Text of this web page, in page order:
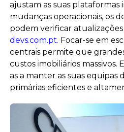
ajustam as suas
mudanças operacionais, os
podem verificar
devs.com.pt. Focar-se em
centrais permite que
custos imobiliários massivos.
as a manter as suas equipas
primárias eficientes e